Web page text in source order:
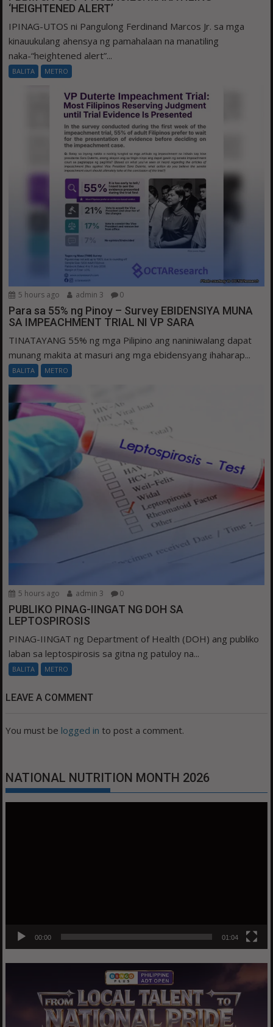
‘HEIGHTENED ALERT’
IPINAG-UTOS ni Pangulong Ferdinand Marcos Jr. sa mga
kinauukulang ahensya ng pamahalaan na manatiling
naka-“heightened alert”...
BALITA METRO
5 hours ago admin 3 0
Para sa 55% ng Pinoy – Survey EBIDENSIYA MUNA
SA IMPEACHMENT TRIAL NI VP SARA
TINATAYANG 55% ng mga Pilipino ang naniniwalang dapat
munang makita at masuri ang mga ebidensyang ihaharap...
BALITA METRO
5 hours ago admin 3 0
PUBLIKO PINAG-IINGAT NG DOH SA
LEPTOSPIROSIS
PINAG-IINGAT ng Department of Health (DOH) ang publiko
laban sa leptospirosis sa gitna ng patuloy na...
BALITA METRO
LEAVE A COMMENT
You must be logged in to post a comment.
NATIONAL NUTRITION MONTH 2026
00:00 01:04